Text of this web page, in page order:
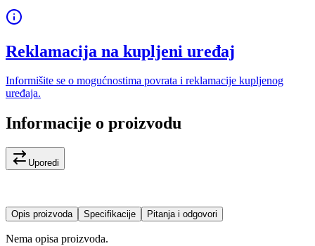
Reklamacija na kupljeni uređaj
Informišite se o mogućnostima povrata i reklamacije kupljenog
uređaja.
Informacije o proizvodu
Uporedi
Opis proizvoda Specifikacije Pitanja i odgovori
Nema opisa proizvoda.